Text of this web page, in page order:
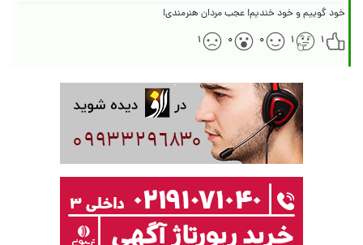
خود گوییم و خود خندیم! عجب مردان هنرمندی!
۱
۱ ۰ ۰ ۱